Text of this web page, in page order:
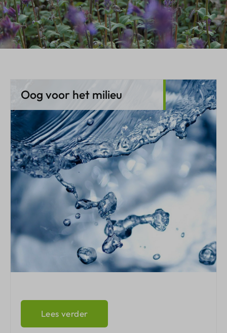
Oog voor het milieu
Lees verder